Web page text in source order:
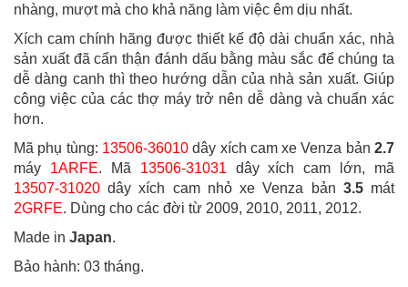
nhàng, mượt mà cho khả năng làm việc êm dịu nhất.
Xích cam chính hãng được thiết kế độ dài chuẩn xác, nhà
sản xuất đã cẩn thận đánh dấu bằng màu sắc để chúng ta
dễ dàng canh thì theo hướng dẫn của nhà sản xuất. Giúp
công việc của các thợ máy trở nên dễ dàng và chuẩn xác
hơn.
Mã phụ tùng: 13506-36010dây xích cam xe Venza bản2.7
máy 1ARFE. Mã 13506-31031 dây xích cam lớn, mã
13507-31020 dây xích cam nhỏ xe Venza bản 3.5mát
2GRFE. Dùng cho các đời từ 2009, 2010, 2011, 2012.
Made in Japan.
Bảo hành: 03 tháng.